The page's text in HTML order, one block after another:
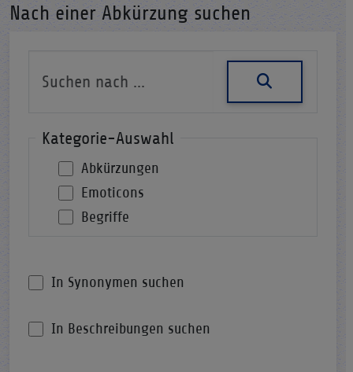
Nach einer Abkürzung suchen
Kategorie-Auswahl
Abkürzungen
Emoticons
Begriffe
In Synonymen suchen
In Beschreibungen suchen